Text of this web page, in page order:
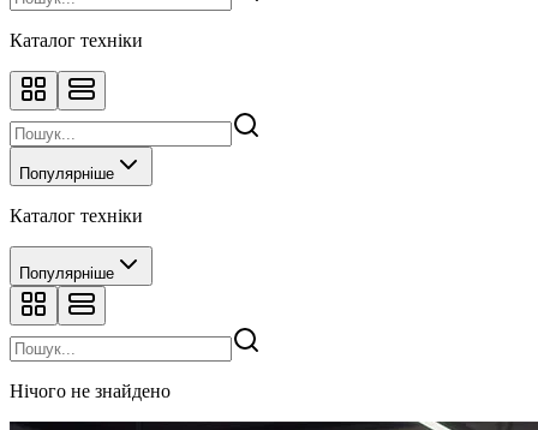
Каталог техніки
Популярніше
Каталог техніки
Популярніше
Нічого не знайдено